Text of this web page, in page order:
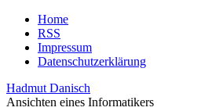
Home
RSS
Impressum
Datenschutzerklärung
Hadmut Danisch
Ansichten eines Informatikers